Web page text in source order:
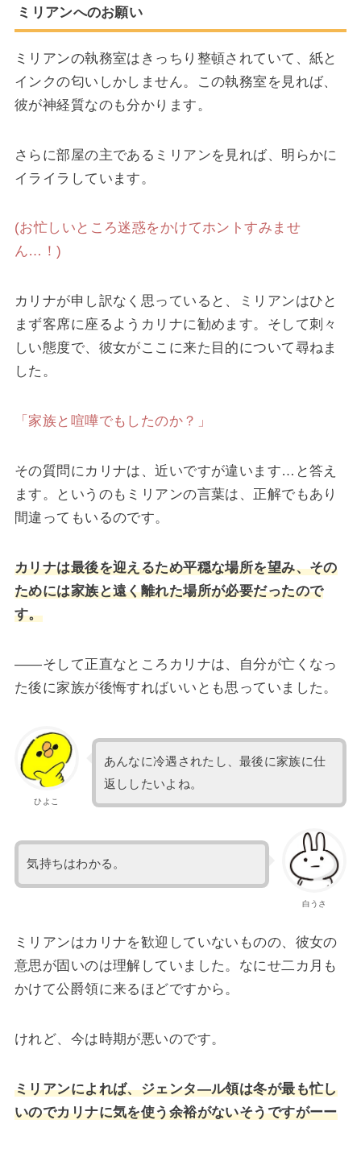
ミリアンへのお願い
ミリアンの執務室はきっちり整頓されていて、紙と
インクの匂いしかしません。この執務室を見れば、
彼が神経質なのも分かります。
さらに部屋の主であるミリアンを見れば、明らかに
イライラしています。
(お忙しいところ迷惑をかけてホントすみませ
ん…！)
カリナが申し訳なく思っていると、ミリアンはひと
まず客席に座るようカリナに勧めます。そして刺々
しい態度で、彼女がここに来た目的について尋ねま
した。
「家族と喧嘩でもしたのか？」
その質問にカリナは、近いですが違います…と答え
ます。というのもミリアンの言葉は、正解でもあり
間違ってもいるのです。
カリナは最後を迎えるため平穏な場所を望み、その
ためには家族と遠く離れた場所が必要だったので
す。
――そして正直なところカリナは、自分が亡くなっ
た後に家族が後悔すればいいとも思っていました。
ひよこ
あんなに冷遇されたし、最後に家族に仕
返ししたいよね。
白うさ
気持ちはわかる。
ミリアンはカリナを歓迎していないものの、彼女の
意思が固いのは理解していました。なにせ二カ月も
かけて公爵領に来るほどですから。
けれど、今は時期が悪いのです。
ミリアンによれば、ジェンタ―ル領は冬が最も忙し
いのでカリナに気を使う余裕がないそうですがーー